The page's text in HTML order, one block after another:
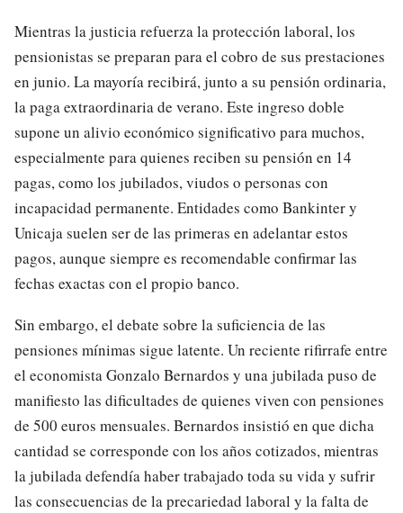
Mientras la justicia refuerza la protección laboral, los
pensionistas se preparan para el cobro de sus prestaciones
en junio. La mayoría recibirá, junto a su pensión ordinaria,
la paga extraordinaria de verano. Este ingreso doble
supone un alivio económico significativo para muchos,
especialmente para quienes reciben su pensión en 14
pagas, como los jubilados, viudos o personas con
incapacidad permanente. Entidades como Bankinter y
Unicaja suelen ser de las primeras en adelantar estos
pagos, aunque siempre es recomendable confirmar las
fechas exactas con el propio banco.
Sin embargo, el debate sobre la suficiencia de las
pensiones mínimas sigue latente. Un reciente rifirrafe entre
el economista Gonzalo Bernardos y una jubilada puso de
manifiesto las dificultades de quienes viven con pensiones
de 500 euros mensuales. Bernardos insistió en que dicha
cantidad se corresponde con los años cotizados, mientras
la jubilada defendía haber trabajado toda su vida y sufrir
las consecuencias de la precariedad laboral y la falta de